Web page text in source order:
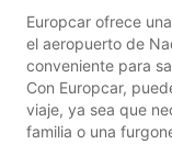
Europcar ofrece
el aeropuerto de
conveniente para
Con Europcar,
viaje, ya sea que
familia o una